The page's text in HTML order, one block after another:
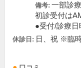
備考: 一部診
初診受付は
●受付/診療日
休診日: 日、祝 ※臨